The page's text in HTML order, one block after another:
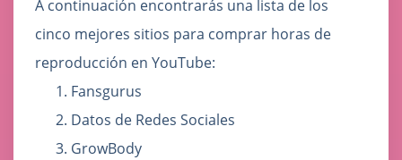
A continuación encontrarás una lista de los
cinco mejores sitios para comprar horas de
reproducción en YouTube:
Fansgurus
Datos de Redes Sociales
GrowBody